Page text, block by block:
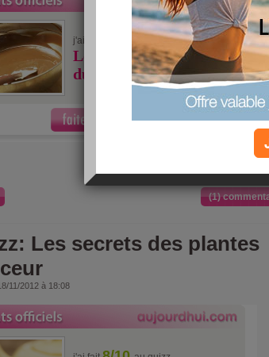
j'ai fait au quizz
Les secrets minceur
du chocolat
»plus de quizz
(1)
Les secrets des plantes
11/2012 à 18:08